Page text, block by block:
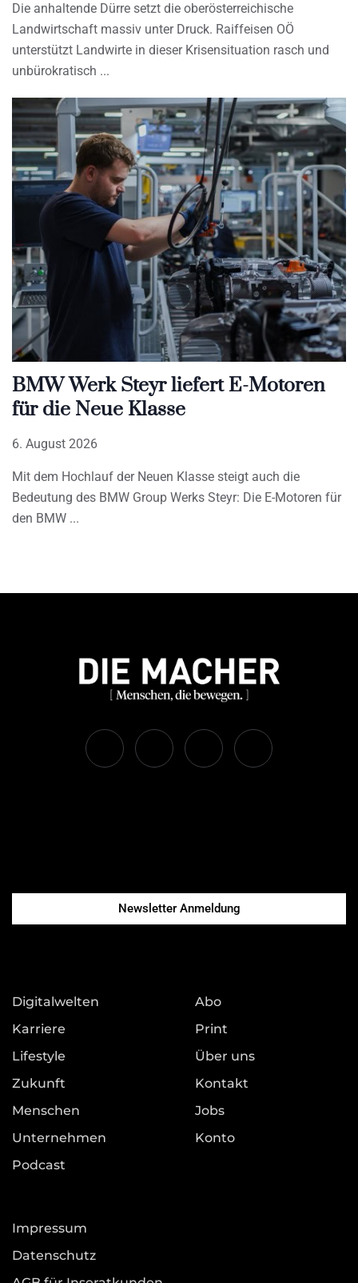
Die anhaltende Dürre setzt die oberösterreichische
Landwirtschaft massiv unter Druck. Raiffeisen OÖ
unterstützt Landwirte in dieser Krisensituation rasch und
unbürokratisch
BMW Werk Steyr liefert E-Motoren
für die Neue Klasse
6. August 2026
Mit dem Hochlauf der Neuen Klasse steigt auch die
Bedeutung des BMW Group Werks Steyr: Die E-Motoren für
den BMW
Newsletter Anmeldung
Digitalwelten
Karriere
Lifestyle
Zukunft
Menschen
Unternehmen
Podcast
Abo
Print
Über uns
Kontakt
Jobs
Konto
Impressum
Datenschutz